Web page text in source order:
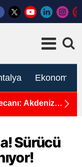
Ekonomi
Akdeniz
Sürücü